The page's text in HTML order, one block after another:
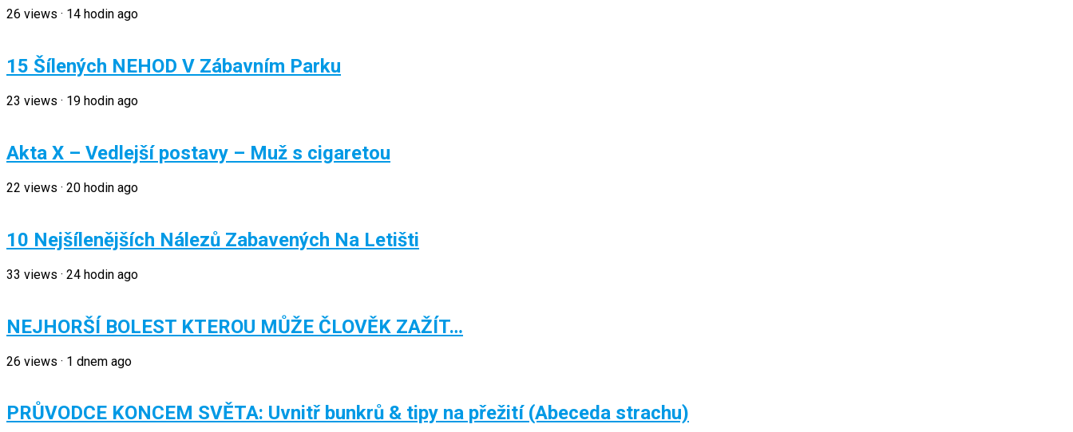
26 views · 14 hodin ago
15 Šílených NEHOD V Zábavním Parku
23 views · 19 hodin ago
Akta X – Vedlejší postavy – Muž s cigaretou
22 views · 20 hodin ago
10 Nejšílenějších Nálezů Zabavených Na Letišti
33 views · 24 hodin ago
NEJHORŠÍ BOLEST KTEROU MŮŽE ČLOVĚK ZAŽÍT…
26 views · 1 dnem ago
PRŮVODCE KONCEM SVĚTA: Uvnitř bunkrů & tipy na přežití (Abeceda strachu)